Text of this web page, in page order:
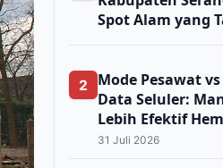
Spot Alam yang
2
Mode Pesawat
Data Seluler:
Lebih Efektif
HP?
31 Juli 2026